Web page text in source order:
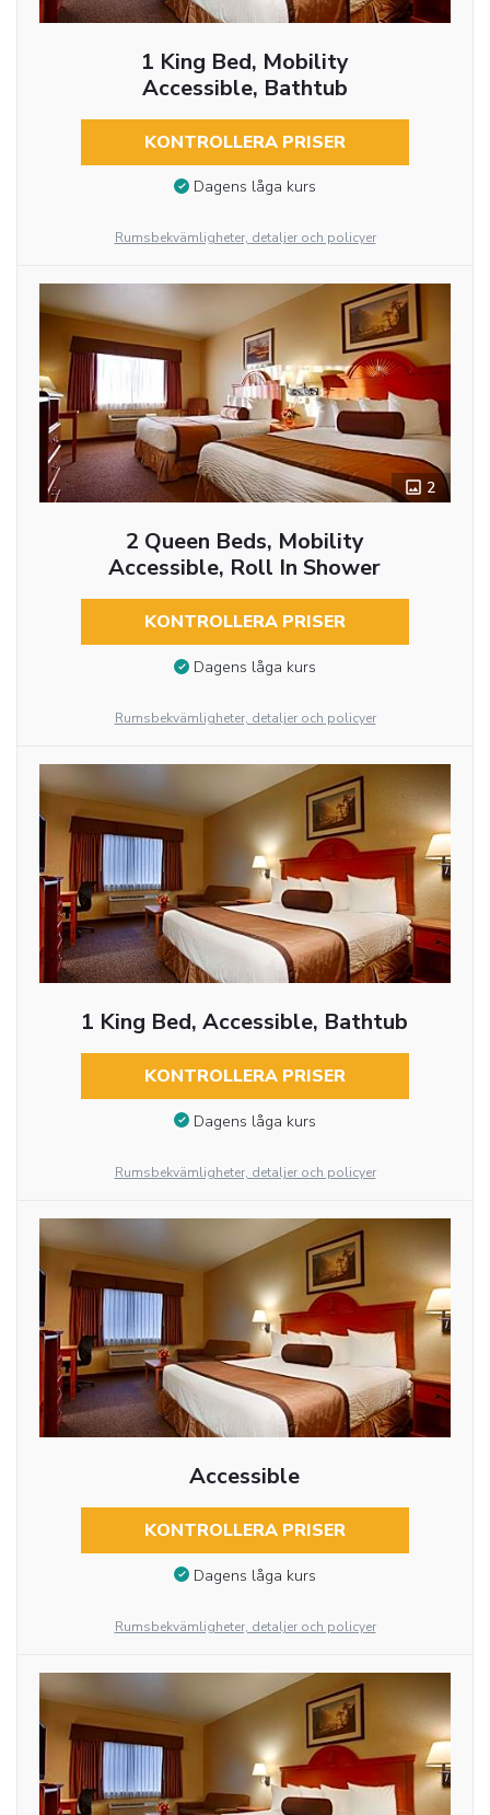
1 King Bed, Mobility
Accessible, Bathtub
KONTROLLERA PRISER
Dagens låga kurs
Rumsbekvämligheter, detaljer och policyer
2
2 Queen Beds, Mobility
Accessible, Roll In Shower
KONTROLLERA PRISER
Dagens låga kurs
Rumsbekvämligheter, detaljer och policyer
1 King Bed, Accessible, Bathtub
KONTROLLERA PRISER
Dagens låga kurs
Rumsbekvämligheter, detaljer och policyer
Accessible
KONTROLLERA PRISER
Dagens låga kurs
Rumsbekvämligheter, detaljer och policyer